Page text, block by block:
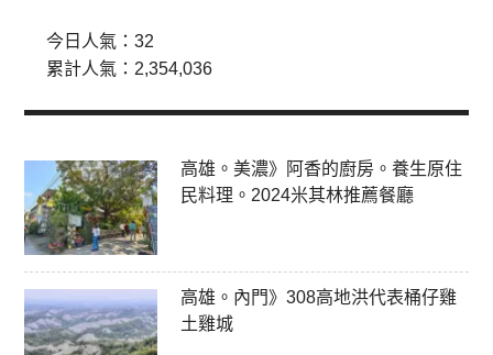
今日人氣：32
累計人氣：2,354,036
高雄。美濃》阿香的廚房。養生原住
民料理。2024米其林推薦餐廳
高雄。內門》308高地洪代表桶仔雞
土雞城